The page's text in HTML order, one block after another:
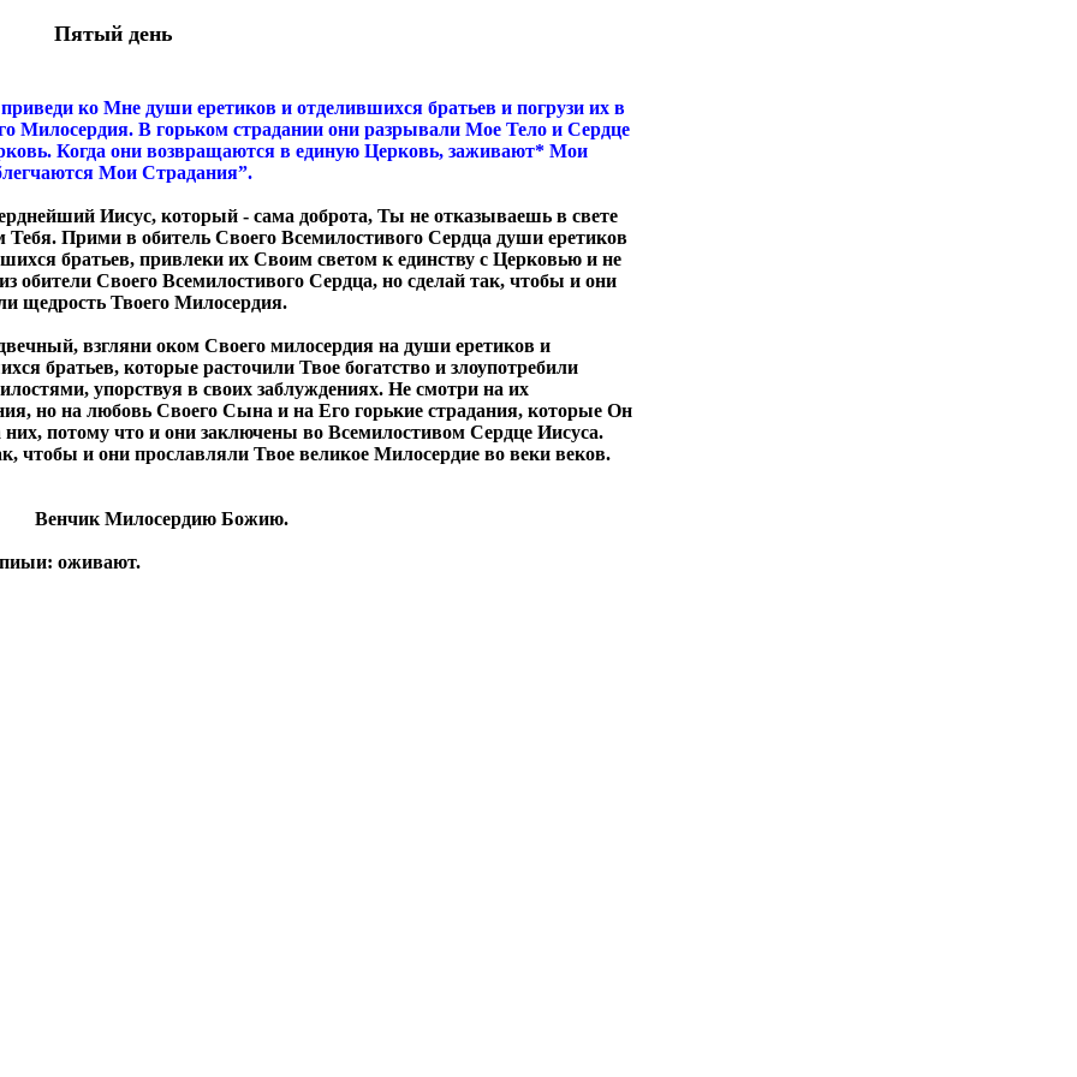
Пятый день
ко Мне души еретиков и отделившихся братьев и погрузи их в
Милосердия. В горьком страдании они разрывали Мое Тело и Сердце
Когда они возвращаются в единую Церковь, заживают* Мои
Мои Страдания”.
Иисус, который - сама доброта, Ты не отказываешь в свете
Прими в обитель Своего Всемилостивого Сердца души еретиков
братьев, привлеки их Своим светом к единству с Церковью и не
обители Своего Всемилостивого Сердца, но сделай так, чтобы и они
щедрость Твоего Милосердия.
взгляни оком Своего милосердия на души еретиков и
братьев, которые расточили Твое богатство и злоупотребили
упорствуя в своих заблуждениях. Не смотри на их
но на любовь Своего Сына и на Его горькие страдания, которые Он
них, потому что и они заключены во Всемилостивом Сердце Иисуса.
чтобы и они прославляли Твое великое Милосердие во веки веков.
Милосердию Божию.
оживают.